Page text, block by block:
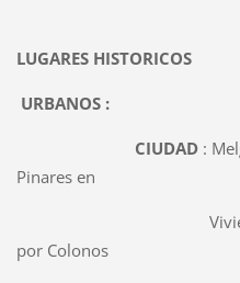
LUGARES HISTORICOS
URBANOS :
CIUDAD:
Pinares en
Viviendas y
por Colonos